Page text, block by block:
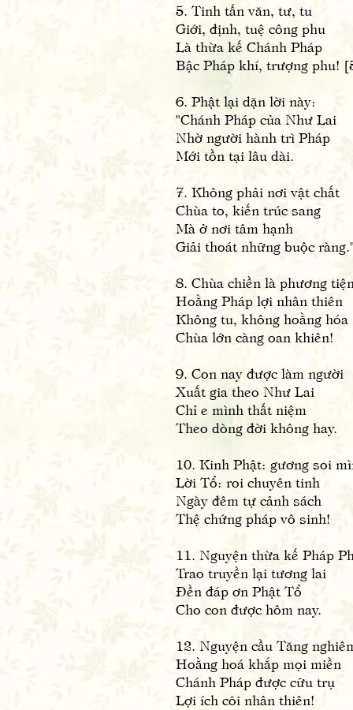
5. Tinh tấn văn, tư, tu
Giới, định, tuệ công phu
Là thừa kế Chánh Pháp
Bậc Pháp khí, trượng phu!
6. Phật lại dặn lời này:
"Chánh Pháp của Như Lai
Nhờ người hành trì Pháp
Mới tồn tại lâu dài.
7. Không phải nơi vật chất
Chùa to, kiến trúc sang
Mà ở nơi tâm hạnh
Giải thoát những buộc
8. Chùa chiền là phương
Hoằng Pháp lợi nhân thiên
Không tu, không hoằng hóa
Chùa lớn càng oan khiên!
9. Con nay được làm người
Xuất gia theo Như Lai
Chỉ e mình thất niệm
Theo dòng đời không hay.
10. Kinh Phật: gương soi
Lời Tổ: roi chuyên tinh
Ngày đêm tự cảnh sách
Thệ chứng pháp vô sinh!
11. Nguyện thừa kế Pháp
Trao truyền lại tương lai
Đền đáp ơn Phật Tổ
Cho con được hôm nay.
12. Nguyện cầu Tăng
Hoằng hoá khắp mọi miền
Chánh Pháp được cữu trụ
Lợi ích cõi nhân thiên!